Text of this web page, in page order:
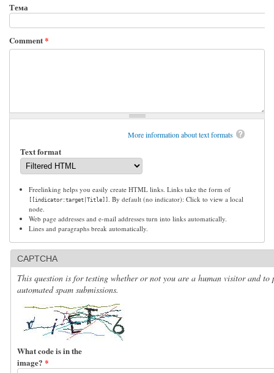
Тема
Comment*
More information about text formats
Text format
Freelinking helps you easily create HTML links. Links take the form of
[[indicator:target|Title]]
. By default (no indicator): Click to view a local
node.
Web page addresses and e-mail addresses turn into links automatically.
Lines and paragraphs break automatically.
CAPTCHA
This question is for testing whether or not you are a human visitor and to
automated spam submissions.
What code is in the
image? *